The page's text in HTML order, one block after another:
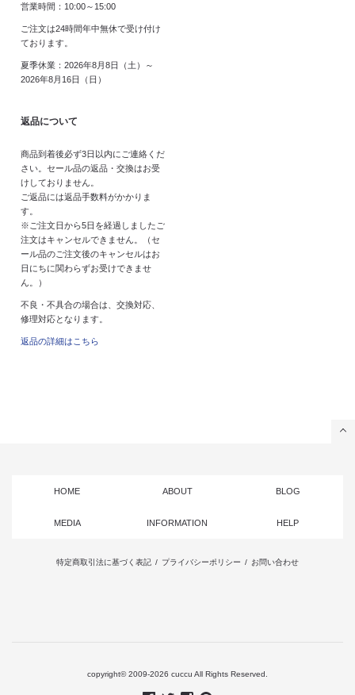
営業時間：10:00～15:00
ご注文は24時間年中無休で受け付け
ております。
夏季休業：2026年8月8日（土）～
2026年8月16日（日）
返品について
商品到着後必ず3日以内にご連絡くだ
さい。セール品の返品・交換はお受
けしておりません。
ご返品には返品手数料がかかりま
す。
※ご注文日から5日を経過しましたご
注文はキャンセルできません。（セ
ール品のご注文後のキャンセルはお
日にちに関わらずお受けできませ
ん。）
不良・不具合の場合は、交換対応、
修理対応となります。
返品の詳細はこちら
HOME ABOUT BLOG
MEDIA INFORMATION HELP
特定商取引法に基づく表記 / プライバシーポリシー / お問い合わせ
copyright© 2009-2026 cuccu All Rights Reserved.